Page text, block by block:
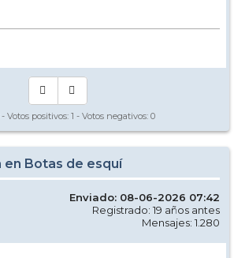
- Votos positivos: 1 - Votos negativos: 0
en Botas de esquí
Enviado: 08-06-2026 07:42
Registrado: 19 años antes
Mensajes: 1.280